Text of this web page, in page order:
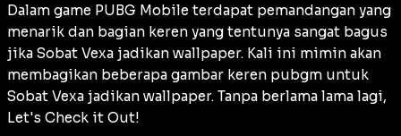
Dalam game PUBG Mobile terdapat pemandangan yang
menarik dan bagian keren yang tentunya sangat bagus
jika Sobat Vexa jadikan wallpaper. Kali ini mimin akan
membagikan beberapa gambar keren pubgm untuk
Sobat Vexa jadikan wallpaper. Tanpa berlama lama lagi,
Let's Check it Out!